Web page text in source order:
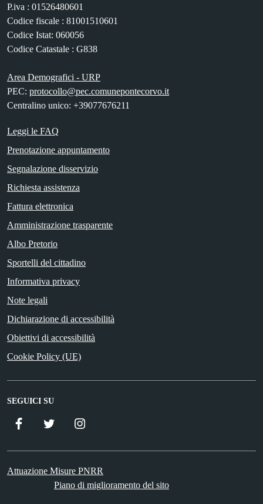
P.iva : 01526480601
Codice fiscale : 81001510601
Codice Istat: 060056
Codice Catastale : G838
Area Demografici - URP
PEC: protocollo@pec.comunepontecorvo.it
Centralino unico: +39077676211
Leggi le FAQ
Prenotazione appuntamento
Segnalazione disservizio
Richiesta assistenza
Fattura elettronica
Amministrazione trasparente
Albo Pretorio
Sportelli del cittadino
Informativa privacy
Note legali
Dichiarazione di accessibilità
Obiettivi di accessibilità
Cookie Policy (UE)
SEGUICI SU
Facebook Twitter
Attuazione Misure PNRR
Piano di miglioramento del sito